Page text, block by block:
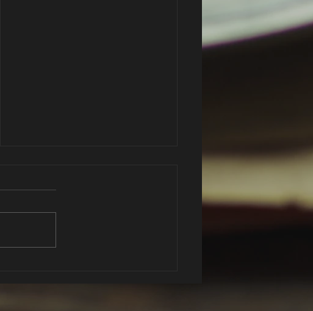
Ávila: El Paraíso de la Carne y el
mundialmente famosa por...